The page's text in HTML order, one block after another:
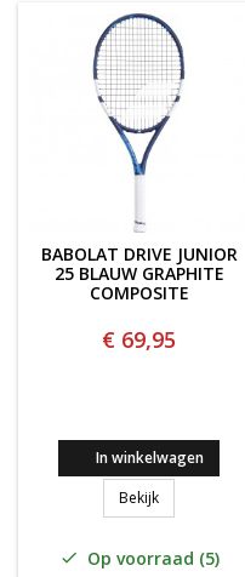
BABOLAT DRIVE JUNIOR
25 BLAUW GRAPHITE
COMPOSITE
€ 69,95
In winkelwagen
BekijkBabolat
 Op voorraad (5)